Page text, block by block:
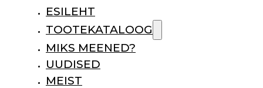
ESILEHT
TOOTEKATALOOG
MIKS MEENED?
UUDISED
MEIST